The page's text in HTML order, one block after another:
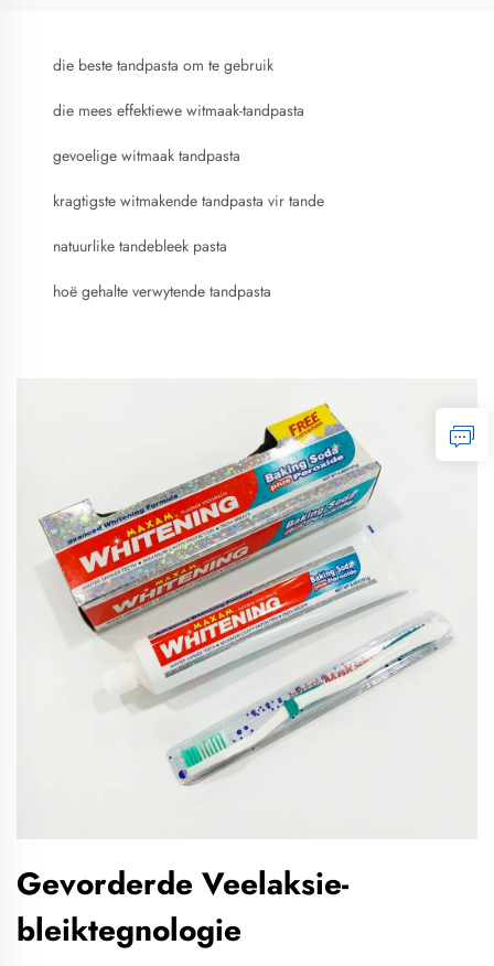
die beste tandpasta om te gebruik
die mees effektiewe witmaak-tandpasta
gevoelige witmaak tandpasta
kragtigste witmakende tandpasta vir tande
natuurlike tandebleek pasta
hoë gehalte verwytende tandpasta
Gevorderde Veelaksie-
bleiktegnologie